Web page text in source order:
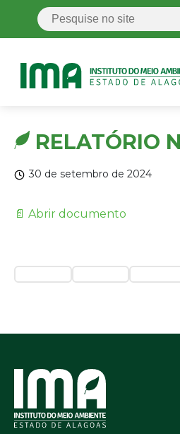
RELATÓRIO
30 de setembro de 2024
📄 Abrir documento